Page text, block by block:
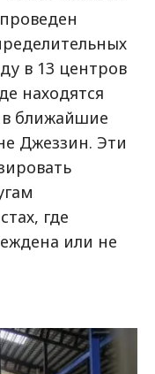
в 13 центров
находятся
ближайшие
Джеззин. Эти
где
или не